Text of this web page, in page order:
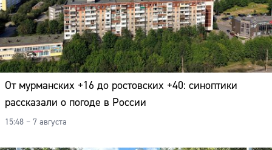
От мурманских +16 до ростовских +40: синоптики
рассказали о погоде в России
15:48 – 7 августа